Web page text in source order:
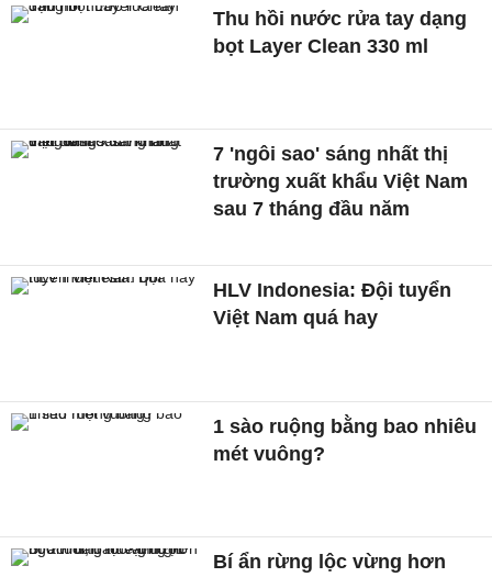
Thu hồi nước rửa tay dạng
bọt Layer Clean 330 ml
7 'ngôi sao' sáng nhất thị
trường xuất khẩu Việt Nam
sau 7 tháng đầu năm
HLV Indonesia: Đội tuyển
Việt Nam quá hay
1 sào ruộng bằng bao nhiêu
mét vuông?
Bí ẩn rừng lộc vừng hơn